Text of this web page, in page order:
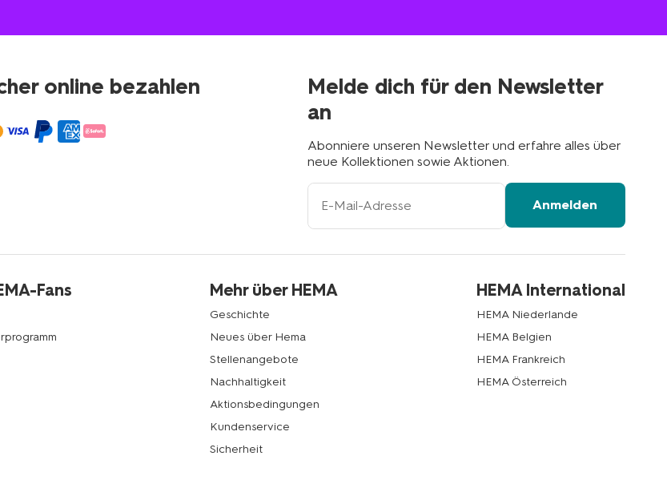
deiner
online bezahlen
Melde dich für den Newsletter
an
Abonniere unseren Newsletter und erfahre alles über
neue Kollektionen sowie Aktionen.
Ihre
Anmelden
Fans Mehr über HEMA
Geschichte
Neues über Hema
Stellenangebote
Nachhaltigkeit
Aktionsbedingungen
Kundenservice
Sicherheit
HEMA International
HEMA Niederlande
HEMA Belgien
HEMA Frankreich
HEMA Österreich